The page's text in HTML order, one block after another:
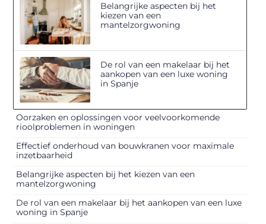
Belangrijke aspecten bij het
kiezen van een
mantelzorgwoning
De rol van een makelaar bij het
aankopen van een luxe woning
in Spanje
Oorzaken en oplossingen voor veelvoorkomende
rioolproblemen in woningen
Effectief onderhoud van bouwkranen voor maximale
inzetbaarheid
Belangrijke aspecten bij het kiezen van een
mantelzorgwoning
De rol van een makelaar bij het aankopen van een luxe
woning in Spanje